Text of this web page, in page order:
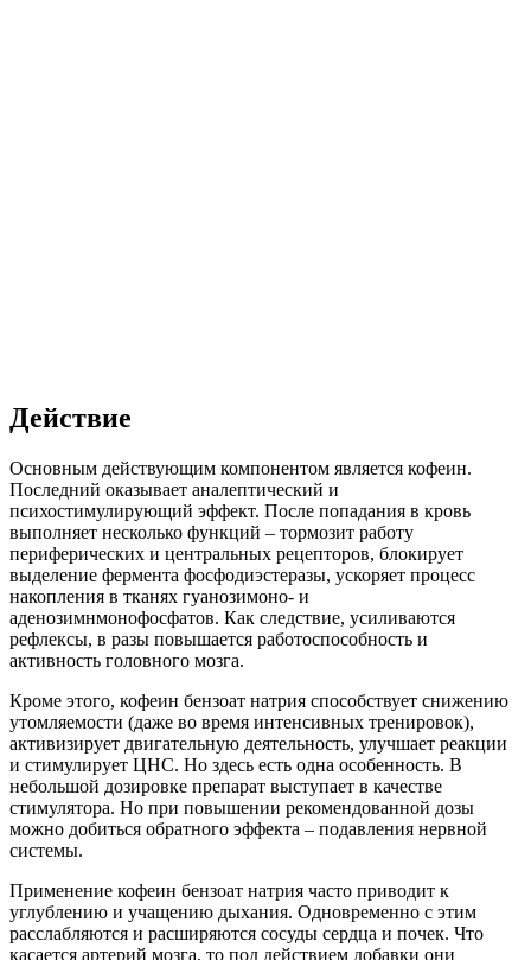
Действие
Основным действующим компонентом является кофеин.
Последний оказывает аналептический и
психостимулирующий эффект. После попадания в кровь
выполняет несколько функций – тормозит работу
периферических и центральных рецепторов, блокирует
выделение фермента фосфодиэстеразы, ускоряет процесс
накопления в тканях гуанозимоно- и
аденозимнмонофосфатов. Как следствие, усиливаются
рефлексы, в разы повышается работоспособность и
активность головного мозга.
Кроме этого, кофеин бензоат натрия способствует снижению
утомляемости (даже во время интенсивных тренировок),
активизирует двигательную деятельность, улучшает реакции
и стимулирует ЦНС. Но здесь есть одна особенность. В
небольшой дозировке препарат выступает в качестве
стимулятора. Но при повышении рекомендованной дозы
можно добиться обратного эффекта – подавления нервной
системы.
Применение кофеин бензоат натрия часто приводит к
углублению и учащению дыхания. Одновременно с этим
расслабляются и расширяются сосуды сердца и почек. Что
касается артерий мозга, то под действием добавки они